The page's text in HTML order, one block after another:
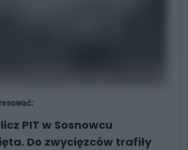
PIT w Sosnowcu
Do zwycięzców trafiły